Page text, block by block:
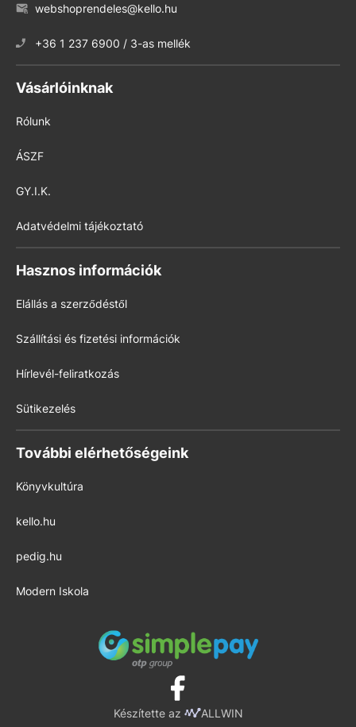
webshoprendeles@kello.hu
+36 1 237 6900 / 3-as mellék
Vásárlóinknak
Rólunk
ÁSZF
GY.I.K.
Adatvédelmi tájékoztató
Hasznos információk
Elállás a szerződéstől
Szállítási és fizetési információk
Hírlevél-feliratkozás
Sütikezelés
További elérhetőségeink
Könyvkultúra
kello.hu
pedig.hu
Modern Iskola
Készítette az ALLWIN